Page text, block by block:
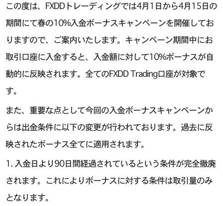
この度は、FXDDトレーディングでは4月1日から4月15日の
期間にて春の10%入金ボーナスキャンペーンを開催してお
りますので、ご案内いたします。キャンペーン期間中にお
取引口座に入金すると、入金額に対して10%ボーナスが自
動的に反映されます。全てのFXDD Trading口座が対象で
す。
また、重要な点として今回の入金ボーナスキャンペーンか
らは出金条件に以下の変更が行われております。過去に反
映されたボーナス全てに適用されます。
1. 入金日より90日間経過されているという条件が完全撤廃
されます。これによりボーナスに対する条件は取引量のみ
となります。